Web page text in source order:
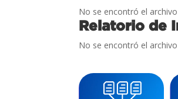
No se encontró el
Relatorio de
No se encontró el